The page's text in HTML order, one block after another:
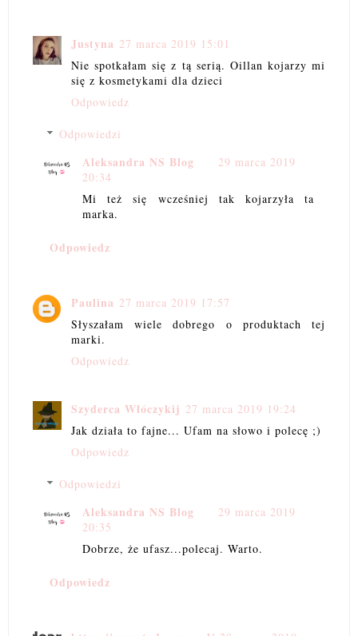
Justyna 27 marca 2019 15:01
Nie spotkałam się z tą serią. Oillan kojarzy mi
się z kosmetykami dla dzieci
Odpowiedz
Odpowiedzi
Aleksandra NS Blog
29 marca 2019
20:34
Mi też się wcześniej tak kojarzyła ta
marka.
Odpowiedz
Paulina 27 marca 2019 17:57
Słyszałam wiele dobrego o produktach tej
marki.
Odpowiedz
Szyderca Włóczykij 27 marca 2019 19:24
Jak działa to fajne... Ufam na słowo i polecę ;)
Odpowiedz
Odpowiedzi
Aleksandra NS Blog
29 marca 2019
20:35
Dobrze, że ufasz...polecaj. Warto.
Odpowiedz